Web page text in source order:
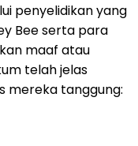
penyelidikan yang
Bee serta para
maaf atau
telah jelas
mereka tanggung: